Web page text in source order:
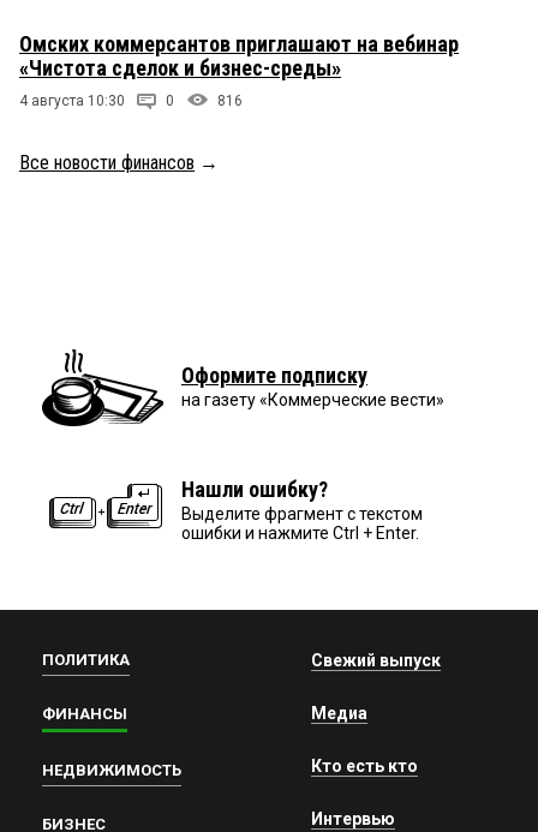
Омских коммерсантов приглашают на вебинар
«Чистота сделок и бизнес-среды»
4 августа 10:30 0 816
Все новости финансов →
Оформите подписку
на газету «Коммерческие вести»
Нашли ошибку?
Выделите фрагмент с текстом
ошибки и нажмите Ctrl + Enter.
ПОЛИТИКА
ФИНАНСЫ
НЕДВИЖИМОСТЬ
БИЗНЕС
Свежий выпуск
Медиа
Кто есть кто
Интервью